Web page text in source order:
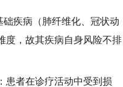
疾病（肺纤维化、冠状动
度，故其疾病自身风险不排
患者在诊疗活动中受到损